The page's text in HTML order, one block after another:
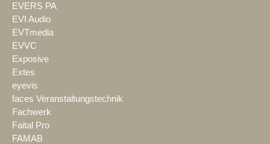
EVERS PA
EVI Audio
EVTmedia
EVVC
Exposive
Extes
eyevis
faces Veranstaltungstechnik
Fachwerk
Faital Pro
FAMAB